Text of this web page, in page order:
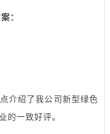
：
介绍了我公司新型绿色
的一致好评。